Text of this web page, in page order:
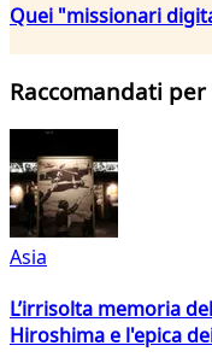
Quei "missionari
Raccomandati
Asia
L’irrisolta memoria
Hiroshima e l'epica